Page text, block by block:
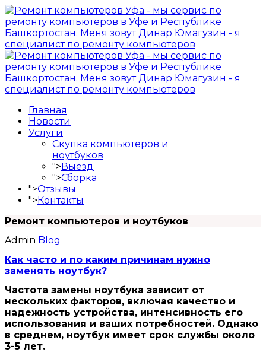
Главная
Новости
Услуги
Скупка компьютеров и
ноутбуков
">Выезд
">Сборка
">Отзывы
">Контакты
Ремонт компьютеров и ноутбуков
Admin Blog
Как часто и по каким причинам нужно
заменять ноутбук?
Частота замены ноутбука зависит от
нескольких факторов, включая качество и
надежность устройства, интенсивность его
использования и ваших потребностей. Однако
в среднем, ноутбук имеет срок службы около
3-5 лет.